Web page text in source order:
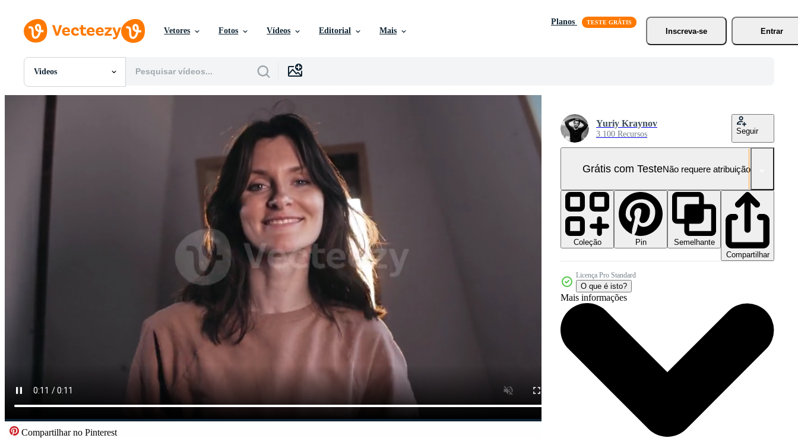
Vetores Fotos Vídeos Editorial Mais
Planos
Inscreva-se
Entrar
Videos
Todas Imagens
Compartilhar no Pinterest
Yuriy Kraynov
3.100 Recursos Seguir
Grátis com TesteNão requere atribuição!
Coleção Pin
Semelhante
Compartilhar
Licença Pro Standard
O que é isto?
Mais informações